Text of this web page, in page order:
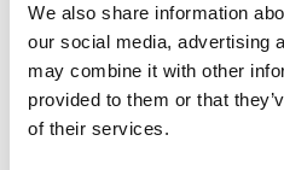
We also share information
our social media, advertising
may combine it with other
provided to them or that
of their services.
**Uiteindelijke prijzen kunnen
de winkelwagen.